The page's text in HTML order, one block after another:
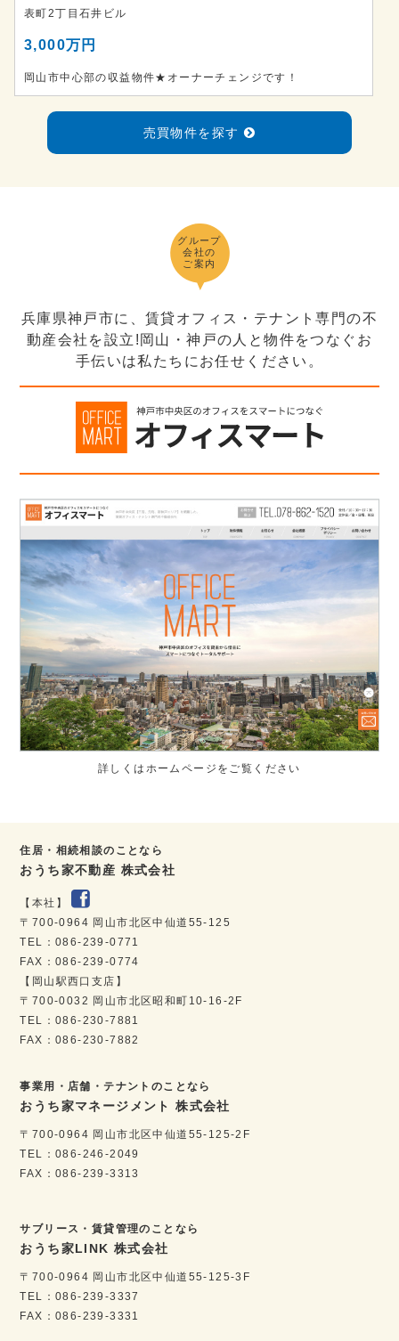
表町2丁目石井ビル
3,000万円
岡山市中心部の収益物件★オーナーチェンジです！
売買物件を探す
グループ
会社の
ご案内
兵庫県神戸市に、賃貸オフィス・テナント専門の不
動産会社を設立!岡山・神戸の人と物件をつなぐお
手伝いは私たちにお任せください。
詳しくはホームページをご覧ください
住居・相続相談のことなら
おうち家不動産 株式会社
【本社】
〒700-0964 岡山市北区中仙道55-125
TEL：086-239-0771
FAX：086-239-0774
【岡山駅西口支店】
〒700-0032 岡山市北区昭和町10-16-2F
TEL：086-230-7881
FAX：086-230-7882
事業用・店舗・テナントのことなら
おうち家マネージメント 株式会社
〒700-0964 岡山市北区中仙道55-125-2F
TEL：086-246-2049
FAX：086-239-3313
サブリース・賃貸管理のことなら
おうち家LINK 株式会社
〒700-0964 岡山市北区中仙道55-125-3F
TEL：086-239-3337
FAX：086-239-3331